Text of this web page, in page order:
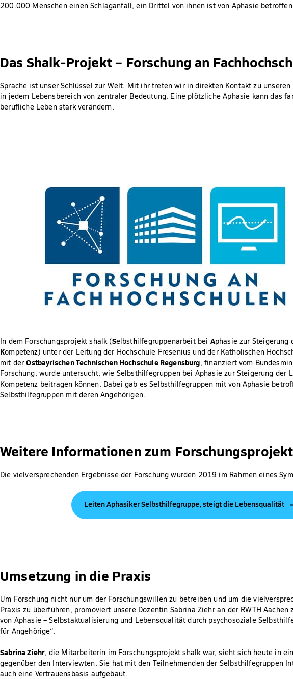
200.000 Menschen einen Schlaganfall, ein Drittel von ihnen ist von Aphasie
Das Shalk-Projekt – Forschung an
Sprache ist unser Schlüssel zur Welt. Mit ihr treten wir in direkten Kontakt zu
in jedem Lebensbereich von zentraler Bedeutung. Eine plötzliche Aphasie kann das
berufliche Leben stark verändern.
In dem Forschungsprojekt shalk (Selbsthilfegruppenarbeit bei Aphasie zur Steigerung
Kompetenz) unter der Leitung der Hochschule Fresenius und der Katholischen
mit derOstbayrischen Technischen Hochschule Regensburg, finanziert vom
Forschung, wurde untersucht, wie Selbsthilfegruppen bei Aphasie zur Steigerung der
Kompetenz beitragen können. Dabei gab es Selbsthilfegruppen mit von Aphasie
Selbsthilfegruppen mit deren Angehörigen.
Weitere Informationen zum
Die vielversprechenden Ergebnisse der Forschung wurden 2019 im Rahmen eines
Leiten Aphasiker Selbsthilfegruppe, steigt die Lebensqualität
Umsetzung in die Praxis
Um Forschung nicht nur um der Forschungswillen zu betreiben und um die
Praxis zu überführen, promoviert unsere Dozentin Sabrina Ziehr an der RWTH
von Aphasie – Selbstaktualisierung und Lebensqualität durch psychosoziale
für Angehörige“.
Sabrina Ziehr, die Mitarbeiterin im Forschungsprojekt shalk war, sieht sich heute in
gegenüber den Interviewten. Sie hat mit den Teilnehmenden der Selbsthilfegruppen
auch eine Vertrauensbasis aufgebaut.